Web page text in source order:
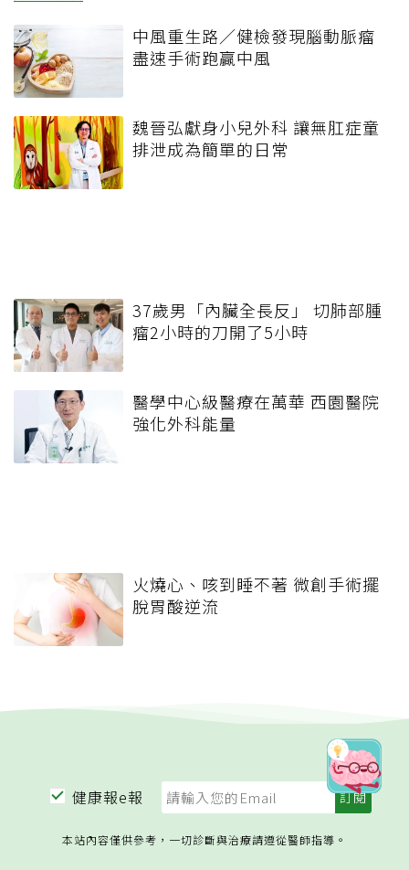
中風重生路／健檢發現腦動脈瘤
盡速手術跑贏中風
魏晉弘獻身小兒外科 讓無肛症童
排泄成為簡單的日常
37歲男「內臟全長反」 切肺部腫
瘤2小時的刀開了5小時
醫學中心級醫療在萬華 西園醫院
強化外科能量
火燒心、咳到睡不著 微創手術擺
脫胃酸逆流
健康報e報
本站內容僅供參考，一切診斷與治療請遵從醫師指導。